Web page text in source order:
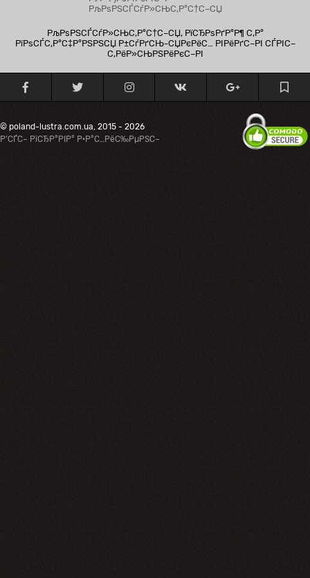
РљРѕРЅСЃСѓР»СЊС‚Р°С†С–СЏ
РљРѕРЅСЃСѓР»СЊС‚Р°С†С–СЏ, РїСЂРѕРґР°Р¶ С‚Р°
РїРѕСЃС‚Р°С‡Р°РЅРЅСЏ Р±СѓРґСЊ-СЏРєРёС… РІРёРґС–РІ СЃРІС–
С‚РёР»СЊРЅРёРєС–РІ
© poland-lustra.com.ua, 2015 - 2026
Р’СЃС– РїСЂР°РІР° Р·Р°С…РёС‰РµРЅС–